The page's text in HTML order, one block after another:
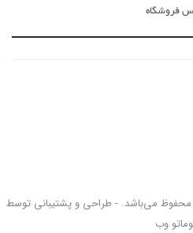
فروشگاه
می‌باشد. - طراحی و پشتیبانی توسط
وب